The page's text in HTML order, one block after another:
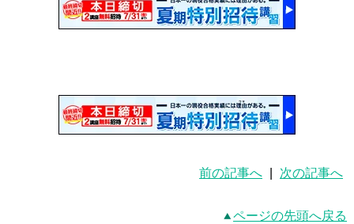
前の記事へ 次の記事へ
ページの先頭へ戻る